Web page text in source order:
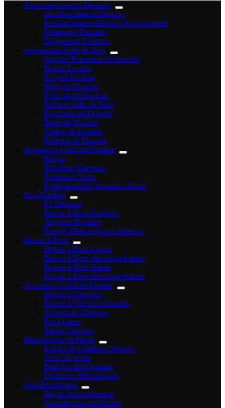
Kits et accessoires Dentaire
kits blanchiment Dentaire
kit blanchiment Dentaire Professionnel
Détartrage Dentaire
Disjoncteur Dentaire
Accessoires Salle de Bain
Support Pommeau de Douche
Bonde Lavabo
Etagere Douche
Mitigeur Douche
Porte savon Douche
Robinet Salle de Bain
Pommeau de Douche
Barre de Douche
Chaise de Douche
Rideaux de Douche
Accessoire Coiffure Homme
Peigne
Tondeuse Cheveux
Tondeuse Barbe
Professionnelle Tondeuse Barbe
Eco Bambou
Fil Dentaire
Brosse à Dent Bambou
Aligneur Dentaire
Protège Dent Appareil Dentaire
Brosse à Dent
Brosse à Dent Enfant
Brosse à Dent électrique Enfant
Brosse à Dent Adulte
Brosse à Dent électrique Adulte
Accessoire Coiffure Femme
Brosse à Cheveux
Brosse à Cheveux Bouclés
Chouchou Cheveux
Fer a Lisser
Sèche Cheveux
Blanchisseur de Dents
Poudre de Charbon Dentaire
Crest 3d white
Blanchiment Dentaire
Dentifrice Blanchissant
Anti Ronflement
Bague anti ronflement
Ceinture anti-ronflement